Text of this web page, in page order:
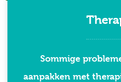
Sommige
aanpakken met